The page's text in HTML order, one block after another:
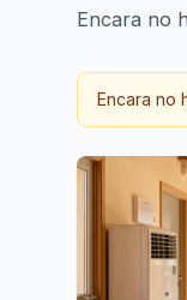
Encara no
Encara no